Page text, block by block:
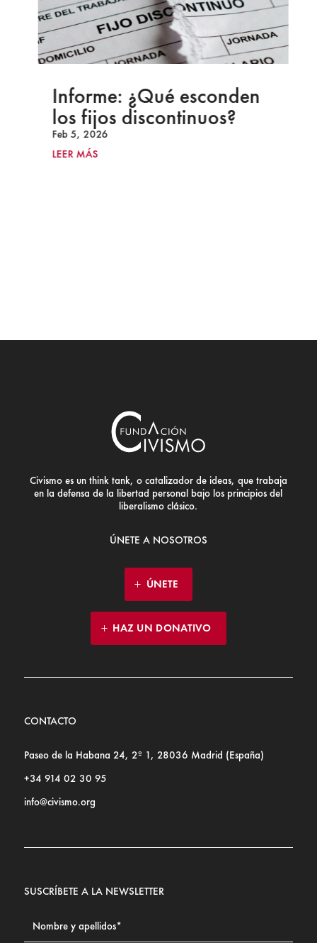
Informe: ¿Qué esconden
los fijos discontinuos?
Feb 5, 2026
LEER MÁS
Civismo es un think tank, o catalizador de ideas, que trabaja
en la defensa de la libertad personal bajo los principios del
liberalismo clásico.
ÚNETE A NOSOTROS
ÚNETE
HAZ UN DONATIVO
CONTACTO
Paseo de la Habana 24, 2º 1, 28036 Madrid (España)
+34 914 02 30 95
info@civismo.org
SUSCRÍBETE A LA NEWSLETTER